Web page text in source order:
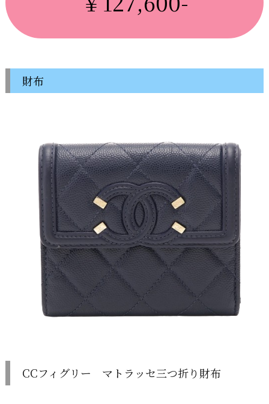
財布
CCフィグリー マトラッセ三つ折り財布